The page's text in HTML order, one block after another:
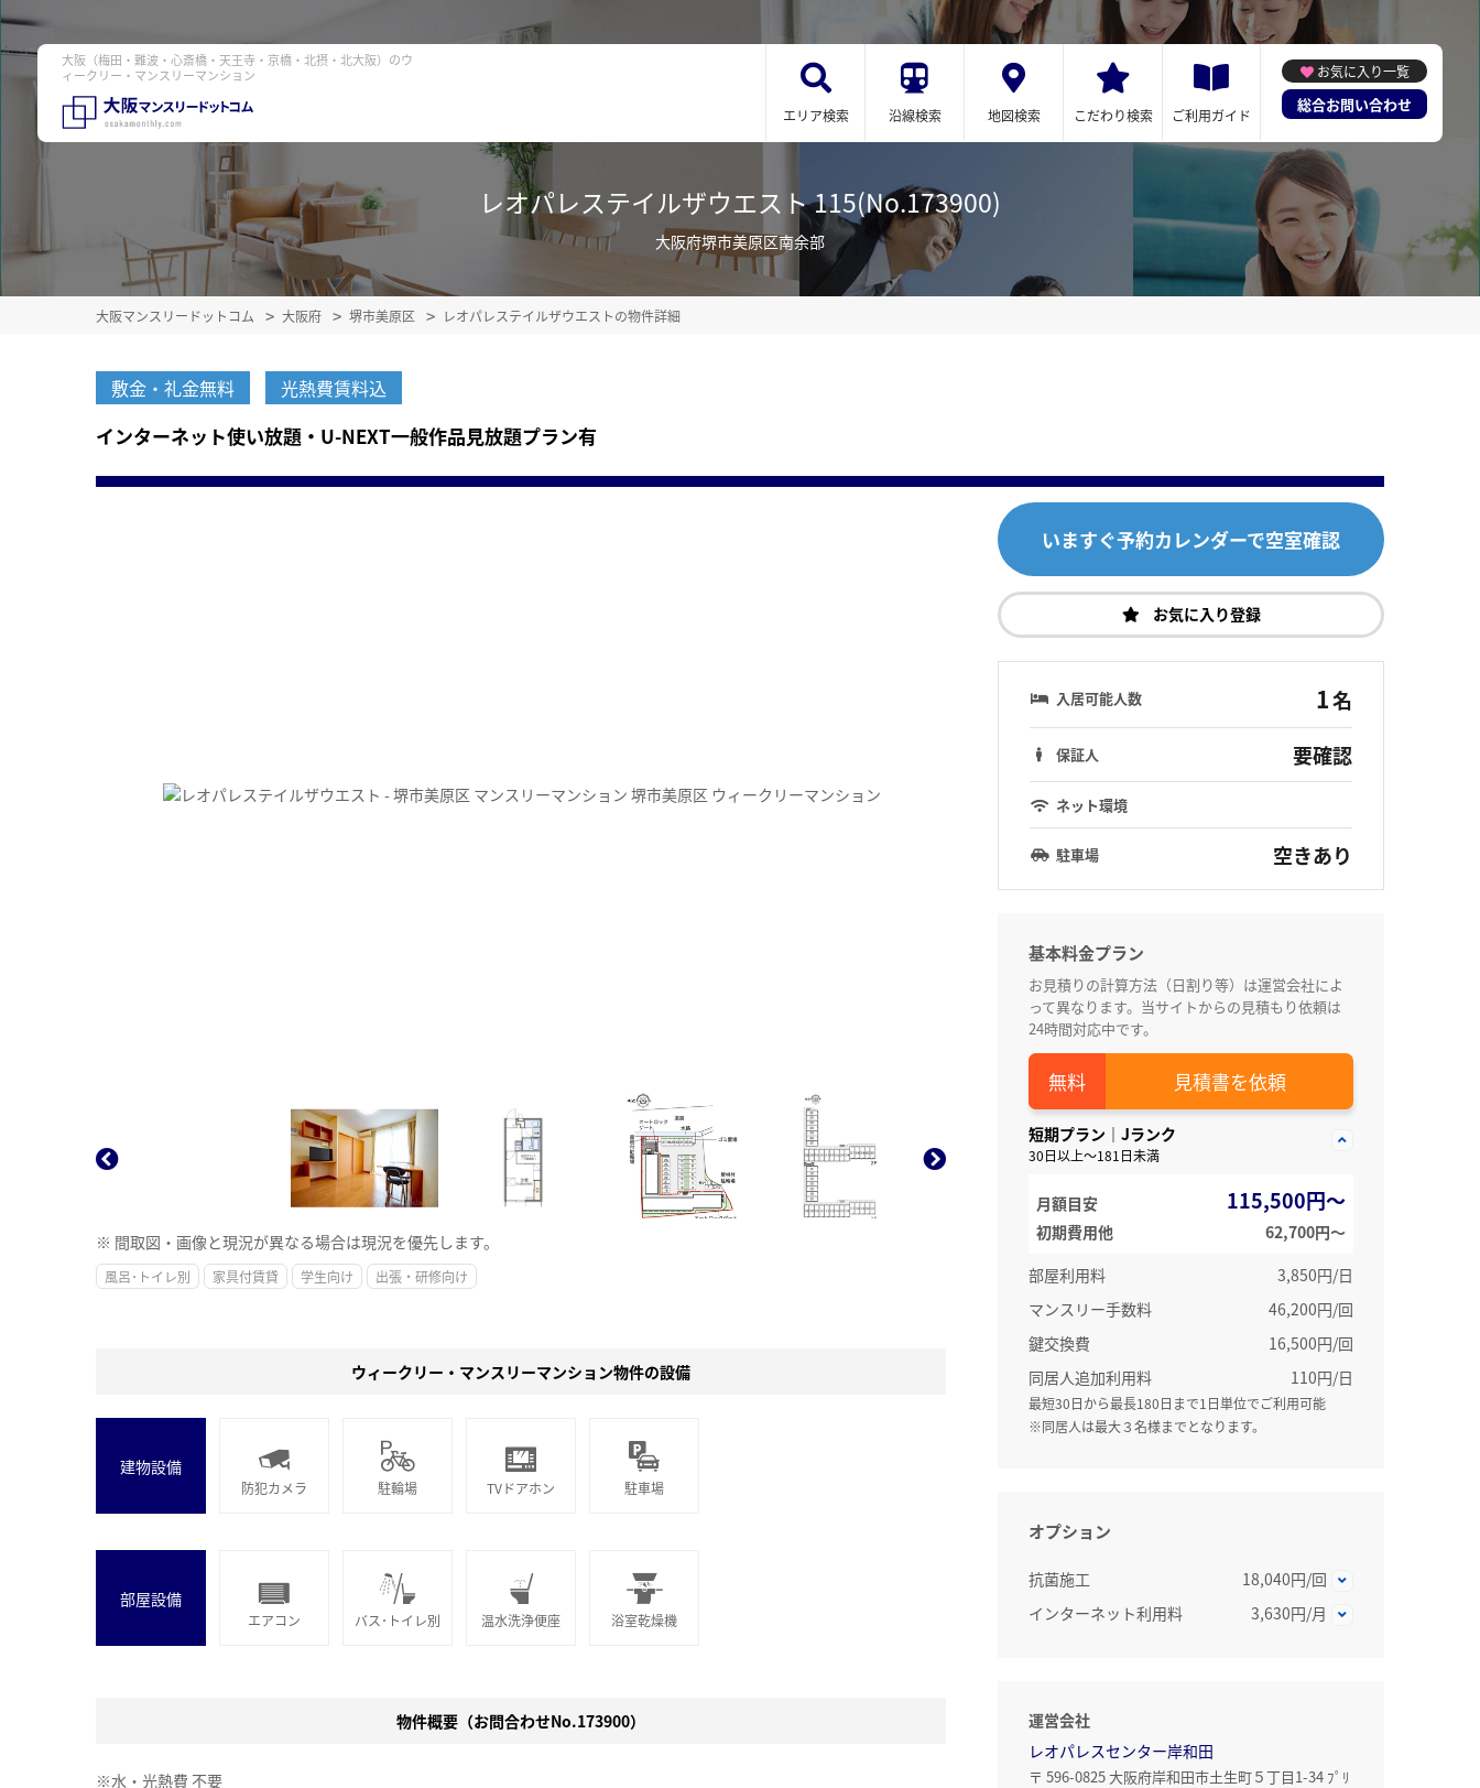
大阪（梅田・難波・心斎橋・天王寺・京橋・北摂・北大阪）のウ
ィークリー・マンスリーマンション
エリア検索 沿線検索 地図検索 こだわり検索 ご利用ガイド
お気に入り一覧
総合お問い合わせ
レオパレステイルザウエスト 115(No.173900)
大阪府堺市美原区南余部
大阪マンスリードットコム 大阪府 堺市美原区 レオパレステイルザウエストの物件詳細
敷金・礼金無料 光熱費賃料込
インターネット使い放題・U-NEXT一般作品見放題プラン有
※ 間取図・画像と現況が異なる場合は現況を優先します。
風呂･トイレ別 家具付賃貸 学生向け 出張・研修向け
いますぐ予約カレンダーで空室確認
お気に入り登録
入居可能人数 1名
保証人 要確認
ネット環境
駐車場 空きあり
基本料金プラン
お見積りの計算方法（日割り等）は運営会社によ
って異なります。当サイトからの見積もり依頼は
24時間対応中です。
見積書を依頼
短期プラン｜Jランク
30日以上～181日未満
月額目安 115,500円～
初期費用他
62,700円〜
部屋利用料
3,850円/日
マンスリー手数料
46,200円/回
鍵交換費
16,500円/回
同居人追加利用料
110円/日
最短30日から最長180日まで1日単位でご利用可能
※同居人は最大３名様までとなります。
オプション
抗菌施工
18,040円/回
インターネット利用料
3,630円/月
運営会社
レオパレスセンター岸和田
〒 596-0825 大阪府岸和田市土生町５丁目1-34 ﾌﾟﾘ
ウィークリー・マンスリーマンション物件の設備
建物設備
防犯カメラ 駐輪場 TVドアホン 駐車場
部屋設備
エアコン バス･トイレ別 温水洗浄便座 浴室乾燥機
物件概要（お問合わせNo.173900）
※水・光熱費 不要